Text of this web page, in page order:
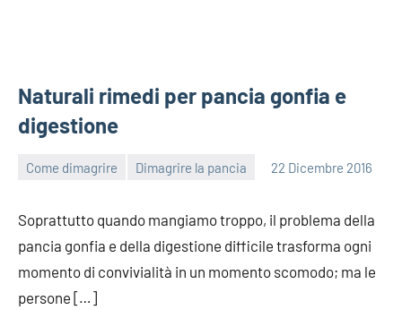
Naturali rimedi per pancia gonfia e
digestione
Come dimagrire Dimagrire la pancia 22 Dicembre 2016
Soprattutto quando mangiamo troppo, il problema della
pancia gonfia e della digestione difficile trasforma ogni
momento di convivialità in un momento scomodo; ma le
persone […]